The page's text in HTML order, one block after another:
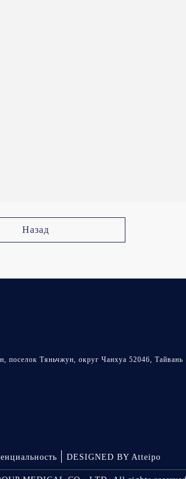
Назад
поселок Тяньчжун, округ Чанхуа 52046, Тайвань
DESIGNED BY Atteipo